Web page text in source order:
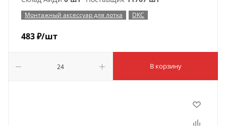
Монтажный аксессуар для лотка DKC
483₽/шт
В корзину